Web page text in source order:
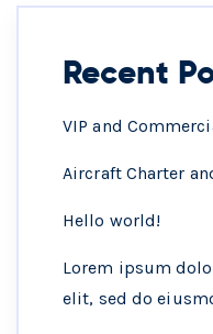
Recent
VIP and
Aircraft Charter
Hello world!
Lorem ipsum
elit, sed do